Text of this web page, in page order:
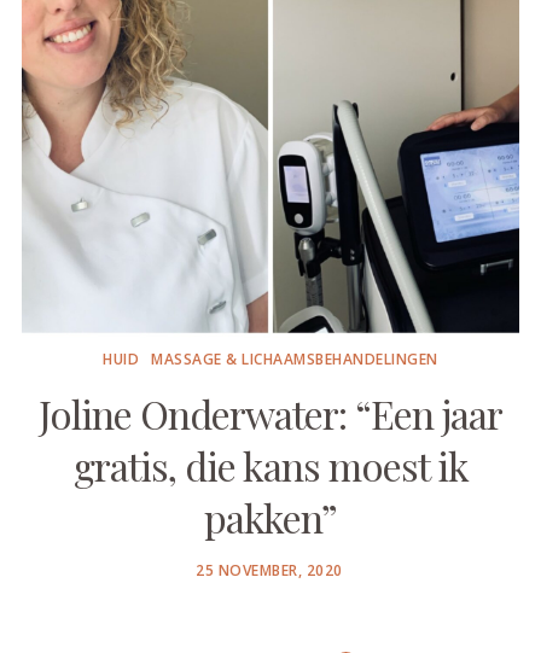
HUID MASSAGE & LICHAAMSBEHANDELINGEN
Joline Onderwater: “Een jaar
gratis, die kans moest ik
pakken”
POSTED
25 NOVEMBER, 2020